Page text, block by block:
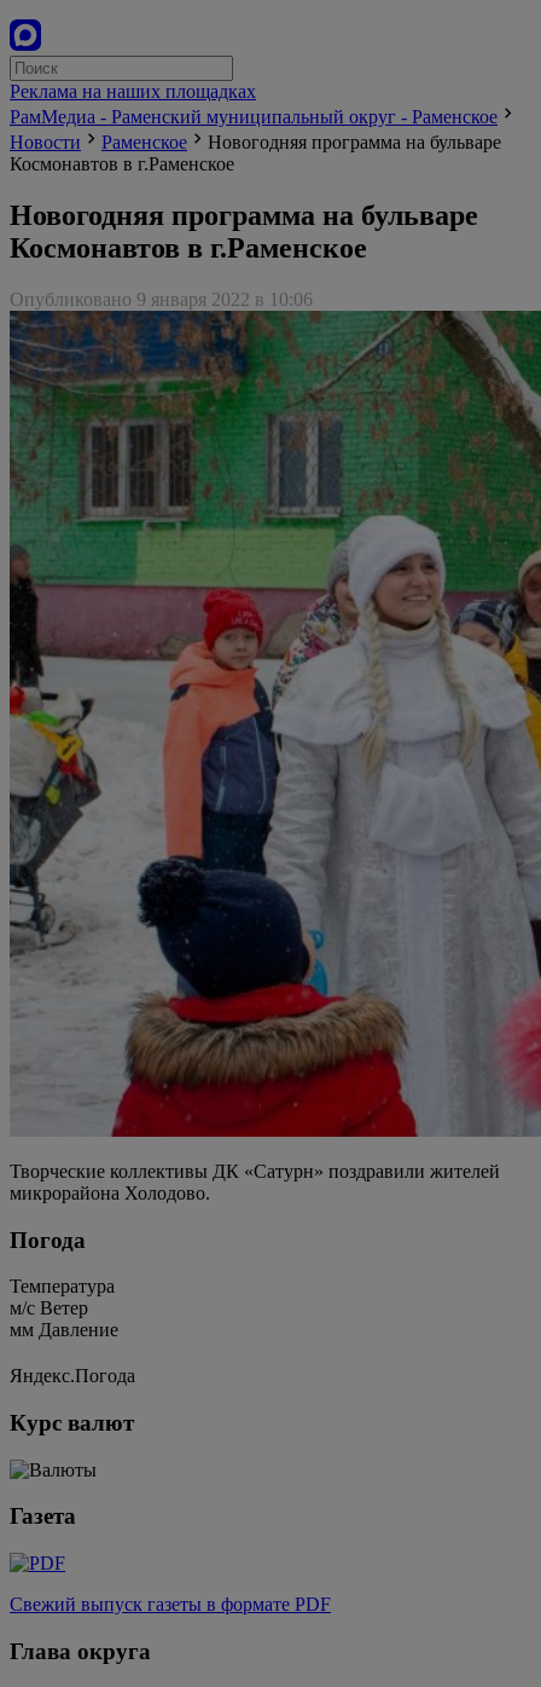
Реклама на наших площадках
РамМедиа - Раменский муниципальный округ - Раменское
Новости
Раменское
Новогодняя программа на бульваре
Космонавтов в г.Раменское
Новогодняя программа на бульваре
Космонавтов в г.Раменское
Опубликовано 9 января 2022 в 10:06
Творческие коллективы ДК «Сатурн» поздравили жителей
микрорайона Холодово.
Погода
Температура
м/c Ветер
мм Давление
Яндекс.Погода
Курс валют
Газета
Свежий выпуск газеты в формате PDF
Глава округа